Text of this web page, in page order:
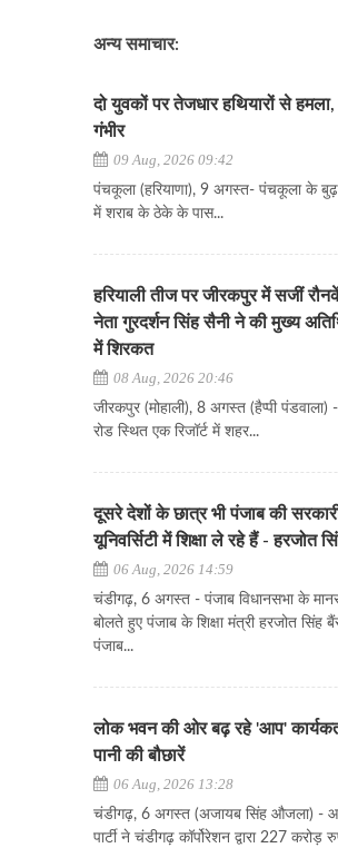
अन्य समाचार:
दो युवकों पर तेजधार हथियारों से
गंभीर
09 Aug, 2026 09:42
पंचकूला (हरियाणा), 9 अगस्त- पंचकूला के
में शराब के ठेके के पास...
हरियाली तीज पर जीरकपुर में सजीं
नेता गुरदर्शन सिंह सैनी ने की मुख्य
में शिरकत
08 Aug, 2026 20:46
जीरकपुर (मोहाली), 8 अगस्त (हैप्पी
रोड स्थित एक रिजॉर्ट में शहर...
दूसरे देशों के छात्र भी पंजाब की
यूनिवर्सिटी में शिक्षा ले रहे हैं - हरजोत
06 Aug, 2026 14:59
चंडीगढ़, 6 अगस्त - पंजाब विधानसभा के
बोलते हुए पंजाब के शिक्षा मंत्री हरजोत सिंह
पंजाब...
लोक भवन की ओर बढ़ रहे 'आप'
पानी की बौछारें
06 Aug, 2026 13:28
चंडीगढ़, 6 अगस्त (अजायब सिंह औजला) -
पार्टी ने चंडीगढ़ कॉर्पोरेशन द्वारा 227